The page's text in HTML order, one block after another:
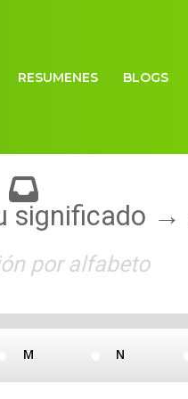
RESUMENES BLOGS
significado →
por alfabeto
M N
añadidos